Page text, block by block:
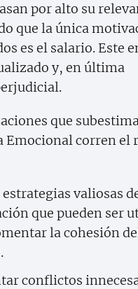
por alto su
que la única
es el salario. Este
y, en última
que
Emocional corren el
valiosas
que pueden ser
la cohesión
conflictos